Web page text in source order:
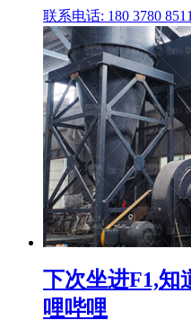
联系电话: 180 3780 8511
下次坐进F1,知
哩哔哩